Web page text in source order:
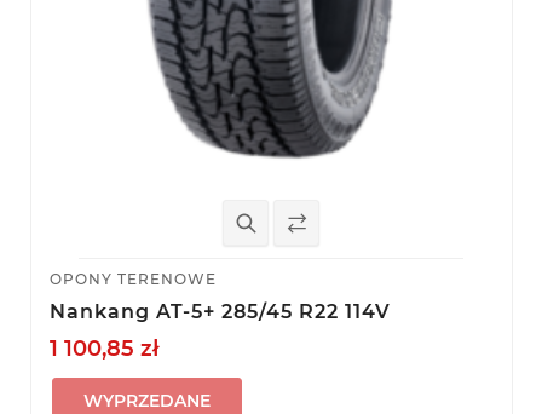
OPONY TERENOWE
Nankang AT-5+ 285/45 R22 114V
1 100,85 zł
WYPRZEDANE